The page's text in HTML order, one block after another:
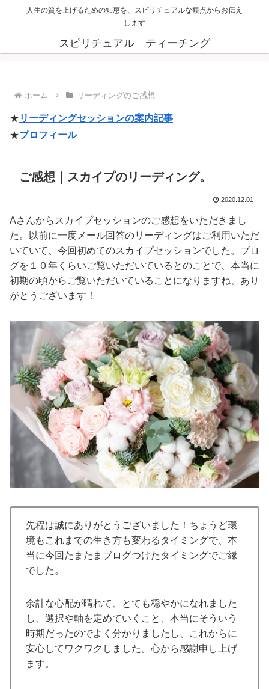
人生の質を上げるための知恵を、スピリチュアルな観点からお伝え
します
スピリチュアル ティーチング
ホーム リーディングのご感想
★ リーディングセッションの案内記事
★プロフィール
ご感想｜スカイプのリーディング。
2020.12.01
Aさんからスカイプセッションのご感想をいただきまし
た。以前に一度メール回答のリーディングはご利用いただ
いていて、今回初めてのスカイプセッションでした。ブロ
グを１０年くらいご覧いただいているとのことで、本当に
初期の頃からご覧いただいていることになりますね、あり
がとうございます！
先程は誠にありがとうございました！ちょうど環
境もこれまでの生き方も変わるタイミングで、本
当に今回たまたまブログつけたタイミングでご縁
でした。
余計な心配が晴れて、とても穏やかになれました
し、選択や軸を定めていくこと、本当にそういう
時期だったのでよく分かりましたし、これからに
安心してワクワクしました。心から感謝申し上げ
ます。